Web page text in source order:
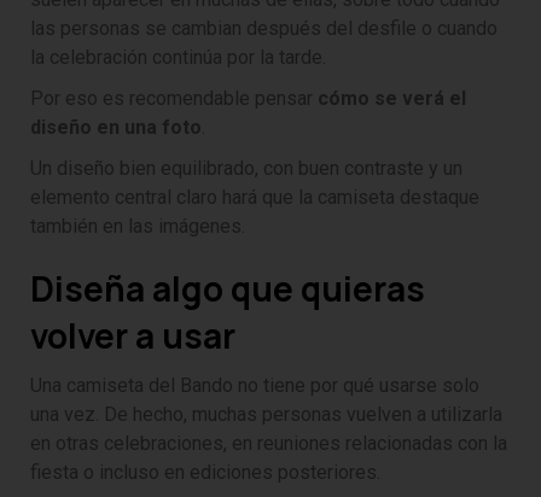
las personas se cambian después del desfile o cuando
la celebración continúa por la tarde.
Por eso es recomendable pensar cómo se verá el
diseño en una foto
Un diseño bien equilibrado, con buen contraste y un
elemento central claro hará que la camiseta destaque
también en las imágenes.
Diseña algo que quieras
volver a usar
Una camiseta del Bando no tiene por qué usarse solo
una vez. De hecho, muchas personas vuelven a utilizarla
en otras celebraciones, en reuniones relacionadas con la
fiesta o incluso en ediciones posteriores.